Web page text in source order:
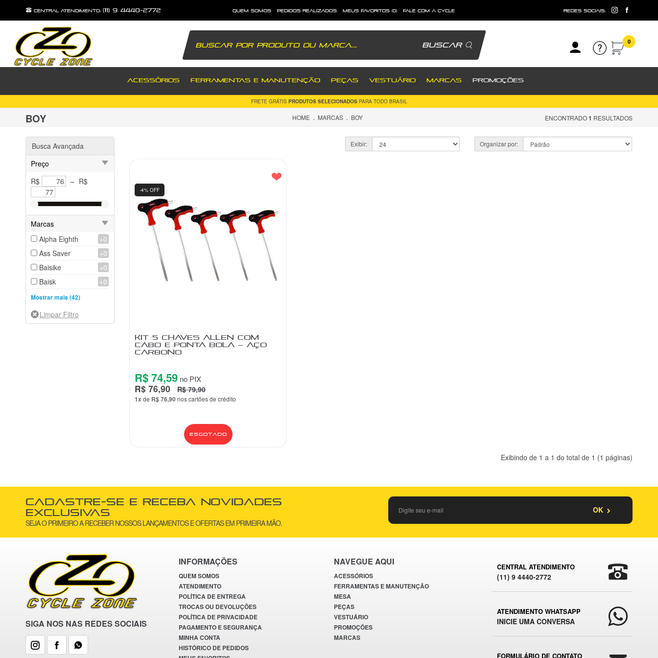
central atendimento: (11) 9 4440-2772 quem somos pedidos realizados meus favoritos (0) fale com a cycle redes sociais:
Buscar 0
ACESSÓRIOS FERRAMENTAS E MANUTENÇÃO PEÇAS VESTUÁRIO MARCAS PROMOÇÕES
FRETE GRÁTIS PRODUTOS SELECIONADOSPARA TODO BRASIL
BOY HOME . MARCAS . BOY ENCONTRADO1 RESULTADOS
Busca Avançada
Preço
R$
– R$
Marcas
Alpha Eighth
+0
Ass Saver
+0
Baisike
+0
Baisk
+0
Beto
Bikersay
BK Tools
+0
HydraPlus
+0
Innovations
+0
JWS
+0
+0
Levorin
+0
Luberetta
+0
NewBoler
+0
Nook
+0
Orange B
+0
Paco
PTK
Mostrar mais (42)
Organizar por:
Exibir:
KIT 5 CHAVES ALLEN COM
CABO E PONTA BOLA – AÇO
CARBONO
-4% OFF
R$ 74,59no PIX
R$ 76,90 R$ 79,90
1x de R$ 76,90nos cartões de crédito
Esgotado
Exibindo de 1 a 1 do total de 1 (1 páginas)
Cadastre-se e receba novidades
exclusivas
SEJA O PRIMEIRO A RECEBER NOSSOS LANÇAMENTOS E OFERTAS EM PRIMEIRA MÃO.
OK
SIGA NOS NAS REDES SOCIAIS
INFORMAÇÕES
QUEM SOMOS
ATENDIMENTO
POLÍTICA DE ENTREGA
TROCAS OU DEVOLUÇÕES
POLÍTICA DE PRIVACIDADE
PAGAMENTO E SEGURANÇA
MINHA CONTA
HISTÓRICO DE PEDIDOS
NAVEGUE AQUI
ACESSÓRIOS
FERRAMENTAS E MANUTENÇÃO
MESA
PEÇAS
VESTUÁRIO
PROMOÇÕES
MARCAS
CENTRAL ATENDIMENTO
(11) 9 4440-2772
ATENDIMENTO WHATSAPP
INICIE UMA CONVERSA
FORMULÁRIO DE CONTATO